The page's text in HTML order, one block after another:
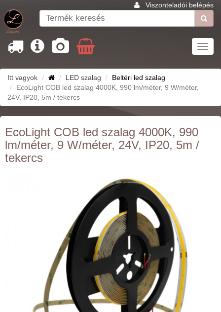
Viszonteladói belépés
Itt vagyok LED szalag
Beltéri led szalag
EcoLight COB led szalag 4000K, 990 lm/méter, 9 W/méter,
24V, IP20, 5m / tekercs
EcoLight COB led szalag 4000K, 990
lm/méter, 9 W/méter, 24V, IP20, 5m /
tekercs